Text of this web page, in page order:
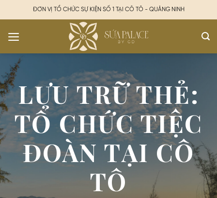
dung
ĐƠN VỊ TỔ CHỨC SỰ KIỆN SỐ 1 TẠI CÔ TÔ - QUẢNG NINH
LƯU TRỮ THẺ:
TỔ CHỨC TIỆC
ĐOÀN TẠI CÔ
TÔ